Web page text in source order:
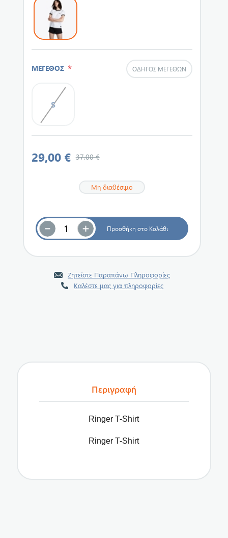
ΜΕΓΕΘΟΣ * ΟΔΗΓΌΣ ΜΕΓΕΘΏΝ
S
29,00 € 37,00 €
Μη διαθέσιμο
Ζητείστε Παραπάνω Πληροφορίες
Καλέστε μας για πληροφορίες
Περιγραφή
Ringer T-Shirt
Ringer T-Shirt